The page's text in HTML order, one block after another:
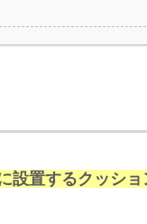
設置するクッショ